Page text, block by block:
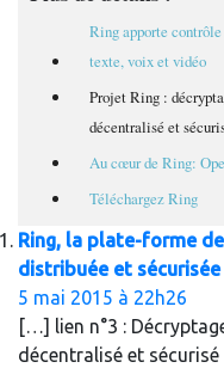
Ring apporte
texte, voix et vidéo
Projet Ring :
décentralisé et
Au cœur de Ring:
Téléchargez Ring
Ring, la plate-forme
distribuée et
5 mai 2015 à 22h26
[…] lien n°3 :
décentralisé et